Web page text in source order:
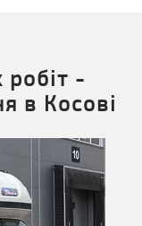
-
в Косові